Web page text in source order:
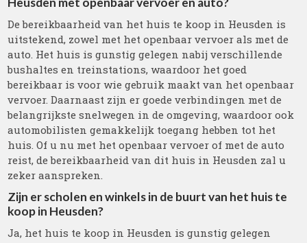
De bereikbaarheid van het huis te koop in Heusden is
uitstekend, zowel met het openbaar vervoer als met de
auto. Het huis is gunstig gelegen nabij verschillende
bushaltes en treinstations, waardoor het goed
bereikbaar is voor wie gebruik maakt van het openbaar
vervoer. Daarnaast zijn er goede verbindingen met de
belangrijkste snelwegen in de omgeving, waardoor ook
automobilisten gemakkelijk toegang hebben tot het
huis. Of u nu met het openbaar vervoer of met de auto
reist, de bereikbaarheid van dit huis in Heusden zal u
zeker aanspreken.
Zijn er scholen en winkels in de buurt van het huis te
koop in Heusden?
Ja, het huis te koop in Heusden is gunstig gelegen